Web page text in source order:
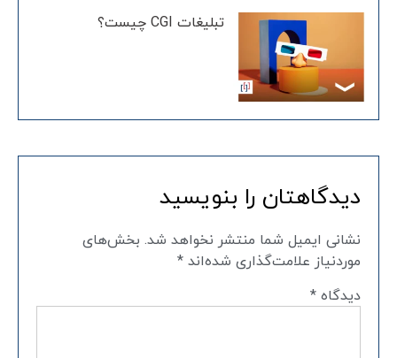
تبلیغات CGI چیست؟
دیدگاهتان را بنویسید
نشانی ایمیل شما منتشر نخواهد شد. بخش‌های
موردنیاز علامت‌گذاری شده‌اند *
دیدگاه *